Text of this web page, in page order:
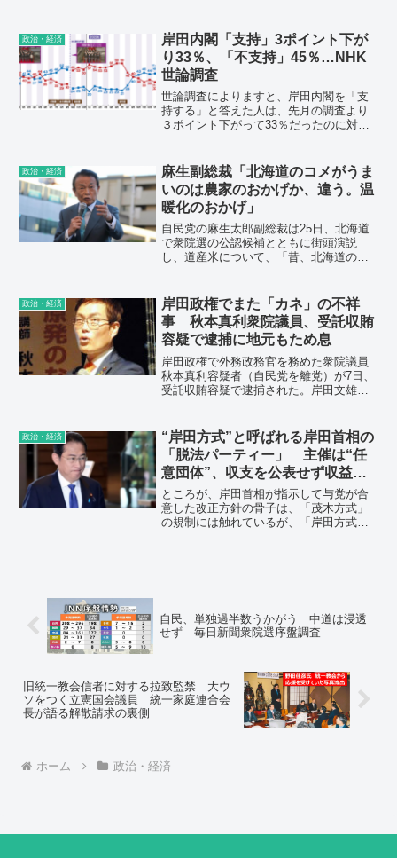
い」と答えた人は、6ポイント下がって
21%でした。今後、最も力を入れて取り
組むべきだと思うことについて、「経済
対策」が38%、「社会保障」が16%、
「外交・安全保障」が14%、「新型コロ
ナ対策」と「エネルギー・環境」がそれ
ぞれ9%、「憲法改正」が6%でした。
政治・経済
岸田内閣「支持」3ポイント下が
り33％、「不支持」45％…NHK
世論調査
世論調査によりますと、岸田内閣を「支
持する」と答えた人は、先月の調査より
３ポイント下がって33％だったのに対
政治・経済
麻生副総裁「北海道のコメがうま
いのは農家のおかげか、違う。温
暖化のおかげ」
自民党の麻生太郎副総裁は25日、北海道
で衆院選の公認候補とともに街頭演説
し、道産米について、「昔、北海道のコ
になった。農家のおかげか、違う。温度
が上がったからだ。温暖化というと悪い
ことしか書いてないが、いいことがあ
る」などと発言した。過去には、2013年7
月29日、憲法改正をめぐるシンポジウム
に出席した際に「ある日気づいたら、ワ
イマール憲法が変わって、ナチス憲法に
変わっていた。誰も気づかないで変わっ
と発言した。
政治・経済
岸田政権でまた「カネ」の不祥
事 秋本真利衆院議員、受託収賄
容疑で逮捕に地元もため息
岸田政権で外務政務官を務めた衆院議員
秋本真利容疑者（自民党を離党）が7日、
受託収賄容疑で逮捕された。岸田文雄首
が、・・・問題は繰り返された。
政治・経済
“岸田方式”と呼ばれる岸田首相の
「脱法パーティー」 主催は“任
意団体”、収支を公表せず収益を
寄附させる手口は“政治とカネの
不正”の温床になる懸念
ところが、岸田首相が指示して与党が合
意した改正方針の骨子は、「茂木方式」
の規制には触れているが、「岸田方式」
自民、単独過半数うかがう 中道は浸透
せず 毎日新聞衆院選序盤調査
旧統一教会信者に対する拉致監禁 大ウ
ソをつく立憲国会議員 統一家庭連合会
長が語る解散請求の裏側
ホーム 政治・経済